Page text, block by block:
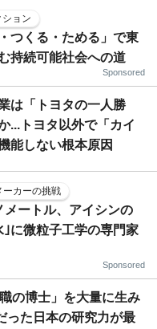
ョン
つくる・ためる」で東
持続可能社会への道
Sponsored
は「トヨタの一人勝
...トヨタ以外で「カイ
能しない根本原因
ーカーの挑戦
メートル、アイシンの
｣に微粒子工学の専門家
Sponsored
の博士」を大量に生み
った日本の研究力が最